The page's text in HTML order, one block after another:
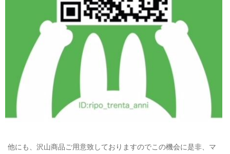
他にも、沢山商品ご用意致しておりますのでこの機会に是非、マ